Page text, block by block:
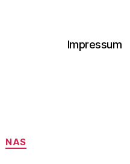
Impressum
Kategorien
NAS